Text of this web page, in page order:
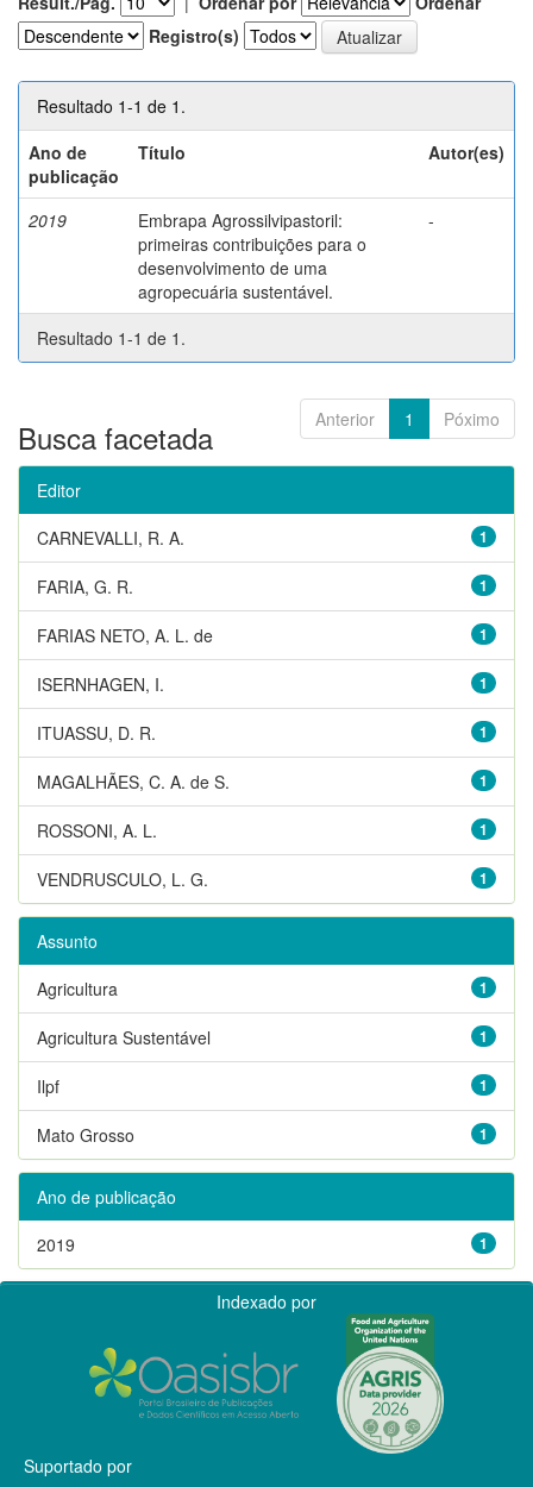
Registro(s)
Resultado 1-1 de 1.
Ano de
publicação
Título Autor(es)
2019
Embrapa Agrossilvipastoril:
primeiras contribuições para o
desenvolvimento de uma
agropecuária sustentável.
-
Resultado 1-1 de 1.
Anterior 1 Póximo
Busca facetada
Editor
1
CARNEVALLI, R. A.
1
FARIA, G. R.
1
FARIAS NETO, A. L. de
1
ISERNHAGEN, I.
1
ITUASSU, D. R.
1
MAGALHÃES, C. A. de S.
1
ROSSONI, A. L.
1
VENDRUSCULO, L. G.
Assunto
1
Agricultura
1
Agricultura Sustentável
1
Ilpf
1
Mato Grosso
Ano de publicação
1
2019
Indexado por
Suportado por